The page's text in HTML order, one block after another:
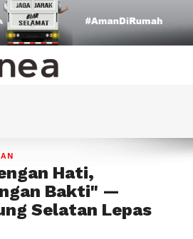
Hati,
Bakti" —
Selatan Lepas